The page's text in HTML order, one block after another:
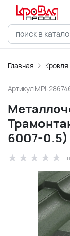
Главная Кровля
Артикул MPI-
6007-0.5)